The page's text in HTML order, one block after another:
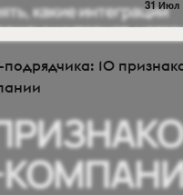
31 Июл
10